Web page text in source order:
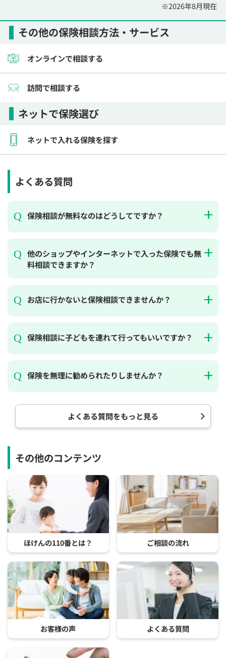
その他の保険相談方法・サービス
オンラインで相談する
訪問で相談する
ネットで保険選び
ネットで入れる保険を探す
※2026年8月現在
よくある質問
保険相談が無料なのはどうしてですか？
他のショップやインターネットで入った保険でも無
料相談できますか？
お店に行かないと保険相談できませんか？
保険相談に子どもを連れて行ってもいいですか？
保険を無理に勧められたりしませんか？
よくある質問をもっと見る
その他のコンテンツ
ほけんの110番とは？ ご相談の流れ
お客様の声 よくある質問